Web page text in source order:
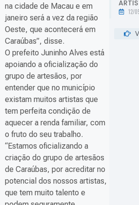
na cidade de Macau e em
janeiro será a vez da região
Oeste, que acontecerá em
Caraúbas”, disse.
O prefeito Juninho Alves está
apoiando a oficialização do
grupo de artesãos, por
entender que no município
existam muitos artistas que
tem perfeita condição de
aquecer a renda familiar, com
o fruto do seu trabalho.
“Estamos oficializando a
criação do grupo de artesãos
de Caraúbas, por acreditar no
potencial dos nossos artistas,
que tem muito talento e
12/